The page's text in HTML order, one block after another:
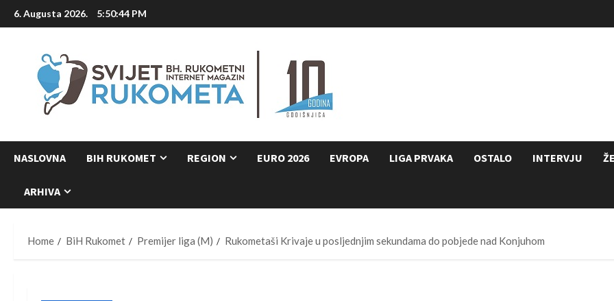
Skip
to
6. Augusta 2026. 5:50:45 PM
NASLOVNA BIH RUKOMET REGION EURO 2026 EVROPA LIGA PRVAKA OSTALO INTERVJU
ARHIVA
Home BiH Rukomet Premijer liga (M) Rukometaši Krivaje u posljednjim sekundama do pobjede nad Konjuhom